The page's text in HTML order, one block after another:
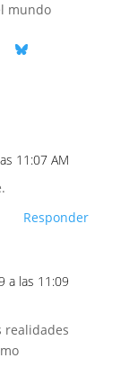
mundo
CompartirCompartir
11:07 AM
Responder
a las 11:09
realidades